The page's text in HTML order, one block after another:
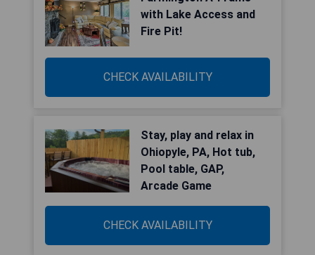
with Lake Access and
Fire Pit!
CHECK AVAILABILITY
Stay, play and relax in
Ohiopyle, PA, Hot tub,
Pool table, GAP,
Arcade Game
CHECK AVAILABILITY